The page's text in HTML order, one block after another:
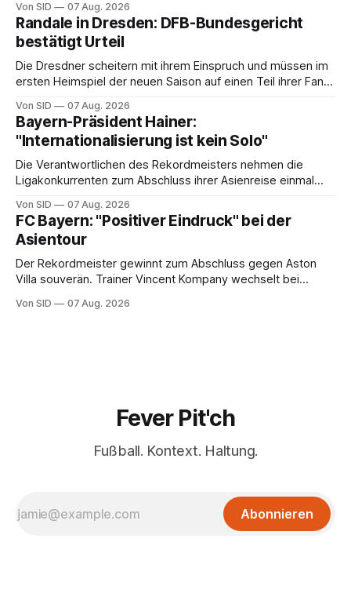
Von SID 07 Aug. 2026
Randale in Dresden: DFB-Bundesgericht
bestätigt Urteil
Die Dresdner scheitern mit ihrem Einspruch und müssen im
ersten Heimspiel der neuen Saison auf einen Teil ihrer Fans
Von SID 07 Aug. 2026
Bayern-Präsident Hainer:
"Internationalisierung ist kein Solo"
Die Verantwortlichen des Rekordmeisters nehmen die
Ligakonkurrenten zum Abschluss ihrer Asienreise einmal
Von SID 07 Aug. 2026
FC Bayern: "Positiver Eindruck" bei der
Asientour
Der Rekordmeister gewinnt zum Abschluss gegen Aston
Villa souverän. Trainer Vincent Kompany wechselt bei
Von SID 07 Aug. 2026
Fever Pit'ch
Fußball. Kontext. Haltung.
Abonnieren